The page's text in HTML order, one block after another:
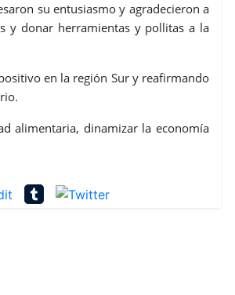
su entusiasmo y agradecieron a
y donar herramientas y pollitas a la
en la región Sur y reafirmando
alimentaria, dinamizar la economía